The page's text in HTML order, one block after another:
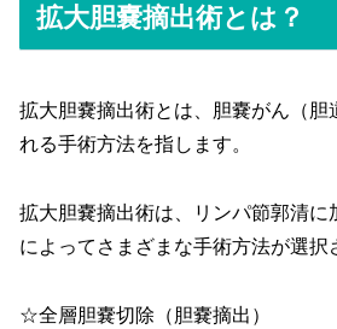
拡大胆嚢摘出術とは？
拡大胆嚢摘出術とは、胆嚢がん（胆
れる手術方法を指します。
拡大胆嚢摘出術は、リンパ節郭清に
によってさまざまな手術方法が選択
☆全層胆嚢切除（胆嚢摘出）